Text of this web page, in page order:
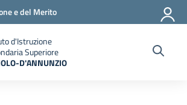
e del Merito
d'Istruzione
Superiore
D'ANNUNZIO